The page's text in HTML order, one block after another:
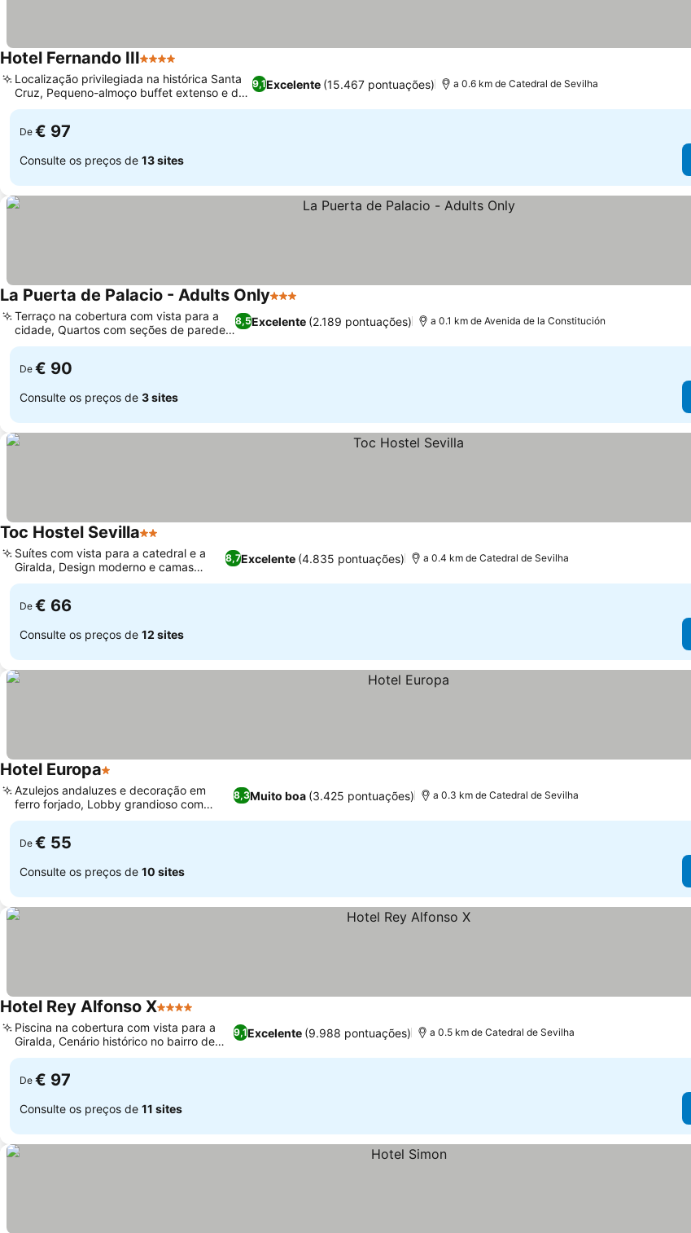
Hotel Fernando III4 Estrelas
9,1Excelente (15.467 pontuações)
Localização privilegiada na histórica Santa
Cruz, Pequeno-almoço buffet extenso e de
alta qualidade
a 0.6 km de Catedral de Sevilha
De € 97
Consulte os preços de 13 sites
La Puerta de Palacio - Adults Only3 Estrelas
8,5Excelente (2.189 pontuações)
Terraço na cobertura com vista para a
cidade, Quartos com seções de parede
históricas
a 0.1 km de Avenida de la Constitución
De € 90
Consulte os preços de 3 sites
Toc Hostel Sevilla2 Estrelas
8,7Excelente (4.835 pontuações)
Suítes com vista para a catedral e a
Giralda, Design moderno e camas
confortáveis
a 0.4 km de Catedral de Sevilha
De € 66
Consulte os preços de 12 sites
Hotel Europa1 Estrelas
8,3Muito boa (3.425 pontuações)
Azulejos andaluzes e decoração em
ferro forjado, Lobby grandioso com
azulejos antigos
a 0.3 km de Catedral de Sevilha
De € 55
Consulte os preços de 10 sites
Hotel Rey Alfonso X4 Estrelas
9,1Excelente (9.988 pontuações)
Piscina na cobertura com vista para a
Giralda, Cenário histórico no bairro de
Santa Cruz
a 0.5 km de Catedral de Sevilha
De € 97
Consulte os preços de 11 sites